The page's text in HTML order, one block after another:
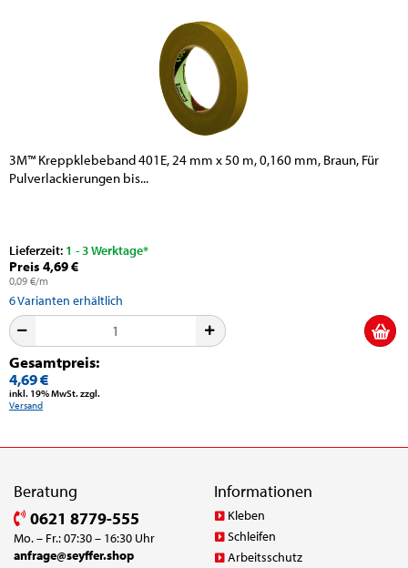
3M™ Kreppklebeband 401E, 24 mm x 50 m, 0,160 mm, Braun, Für
Pulverlackierungen bis...
Lieferzeit: 1 - 3 Werktage*
Preis 4,69 €
0,09 €/m
6Varianten erhältlich
Gesamtpreis:
4,69 €
inkl. 19% MwSt. zzgl.
Versand
Beratung
0621 8779-555
Mo. – Fr.: 07:30 – 16:30 Uhr
anfrage@seyffer.shop
Informationen
Kleben
Schleifen
Arbeitsschutz